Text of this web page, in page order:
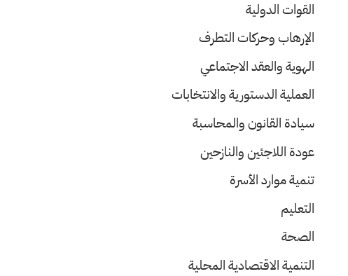
القوات الدولية
الإرهاب وحركات التطرف
الهوية والعقد الاجتماعي
العملية الدستورية والانتخابات
سيادة القانون والمحاسبة
عودة اللاجئين والنازحين
تنمية موارد الأسرة
التعليم
الصحة
التنمية الاقتصادية المحلية